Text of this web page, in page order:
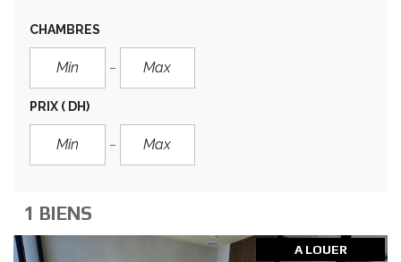
CHAMBRES
PRIX ( DH)
1 BIENS
A LOUER